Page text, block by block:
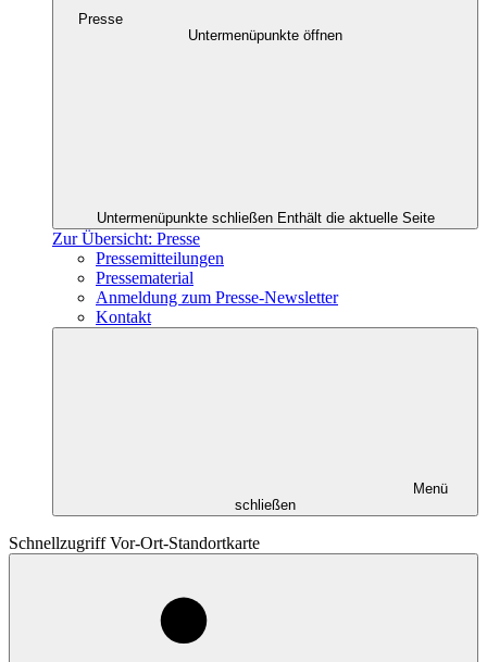
Presse
Untermenüpunkte öffnen
Untermenüpunkte schließen Enthält die aktuelle Seite
Zur Übersicht: Presse
Pressemitteilungen
Pressematerial
Anmeldung zum Presse-Newsletter
Kontakt
Menü
schließen
Schnellzugriff Vor-Ort-Standortkarte